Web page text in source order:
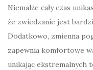
Niemalże cały czas
że zwiedzanie jest
Dodatkowo, zmienna
zapewnia komfortowe
unikając ekstremalnych